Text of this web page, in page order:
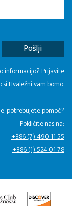
informacijo? Prijavite
Hvaležni vam bomo.
potrebujete pomoč?
Pokličite nas na:
+386 (7) 490 11 55
+386 (1) 524 01 78